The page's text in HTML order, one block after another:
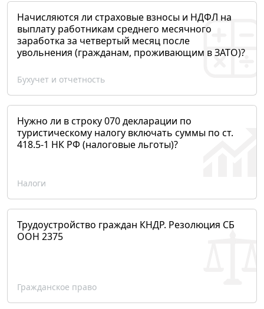
Начисляются ли страховые взносы и НДФЛ на
выплату работникам среднего месячного
заработка за четвертый месяц после
увольнения (гражданам, проживающим в ЗАТО)?
Бухучет и отчетность
Нужно ли в строку 070 декларации по
туристическому налогу включать суммы по ст.
418.5-1 НК РФ (налоговые льготы)?
Налоги
Трудоустройство граждан КНДР. Резолюция СБ
ООН 2375
Гражданское право